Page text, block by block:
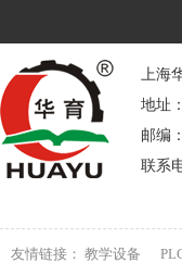
上海
地址
邮编
联系
友情链接： 教学设备